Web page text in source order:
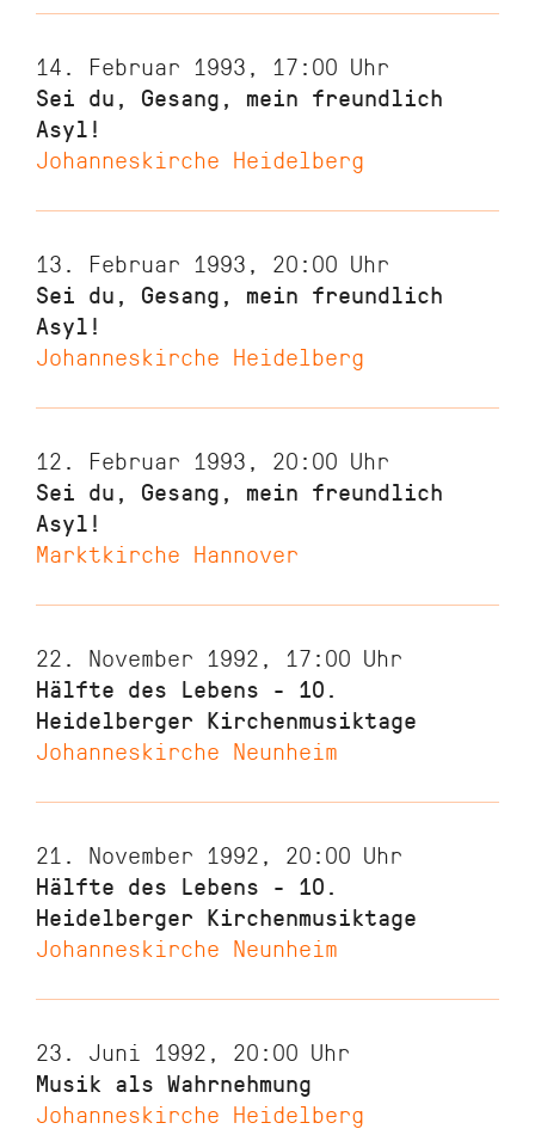
14. Februar 1993, 17:00 Uhr
Sei du, Gesang, mein freundlich
Asyl!
Johanneskirche Heidelberg
13. Februar 1993, 20:00 Uhr
Sei du, Gesang, mein freundlich
Asyl!
Johanneskirche Heidelberg
12. Februar 1993, 20:00 Uhr
Sei du, Gesang, mein freundlich
Asyl!
Marktkirche Hannover
22. November 1992, 17:00 Uhr
Hälfte des Lebens - 10.
Heidelberger Kirchenmusiktage
Johanneskirche Neunheim
21. November 1992, 20:00 Uhr
Hälfte des Lebens - 10.
Heidelberger Kirchenmusiktage
Johanneskirche Neunheim
23. Juni 1992, 20:00 Uhr
Musik als Wahrnehmung
Johanneskirche Heidelberg